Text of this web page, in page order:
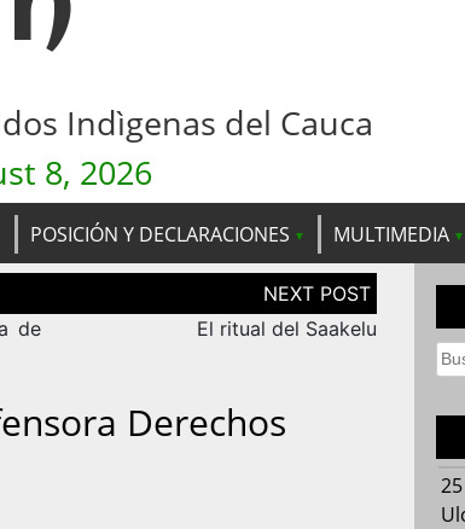
Indìgenas del Cauca
8, 2026
POSICIÓN Y DECLARACIONES MULTIMEDIA
de
El ritual del Saakelu
Derechos